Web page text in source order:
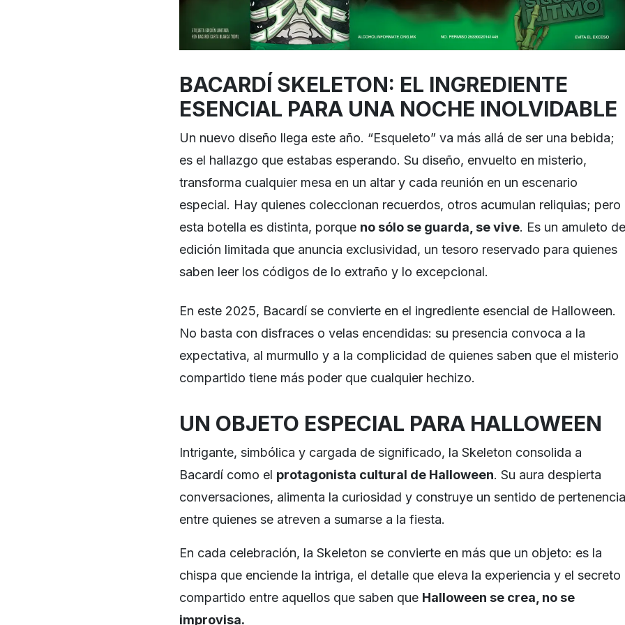
BACARDÍ SKELETON: EL INGREDIENTE
ESENCIAL PARA UNA NOCHE INOLVIDABLE
Un nuevo diseño llega este año. “Esqueleto” va más allá de ser una bebida;
es el hallazgo que estabas esperando. Su diseño, envuelto en misterio,
transforma cualquier mesa en un altar y cada reunión en un escenario
especial. Hay quienes coleccionan recuerdos, otros acumulan reliquias; pero
esta botella es distinta, porque no sólo se guarda, se vive. Es un amuleto de
edición limitada que anuncia exclusividad, un tesoro reservado para quienes
saben leer los códigos de lo extraño y lo excepcional.
En este 2025, Bacardí se convierte en el ingrediente esencial de Halloween.
No basta con disfraces o velas encendidas: su presencia convoca a la
expectativa, al murmullo y a la complicidad de quienes saben que el misterio
compartido tiene más poder que cualquier hechizo.
UN OBJETO ESPECIAL PARA HALLOWEEN
Intrigante, simbólica y cargada de significado, la Skeleton consolida a
Bacardí como el protagonista cultural de Halloween. Su aura despierta
conversaciones, alimenta la curiosidad y construye un sentido de pertenencia
entre quienes se atreven a sumarse a la fiesta.
En cada celebración, la Skeleton se convierte en más que un objeto: es la
chispa que enciende la intriga, el detalle que eleva la experiencia y el secreto
compartido entre aquellos que saben que Halloween se crea, no se
improvisa.